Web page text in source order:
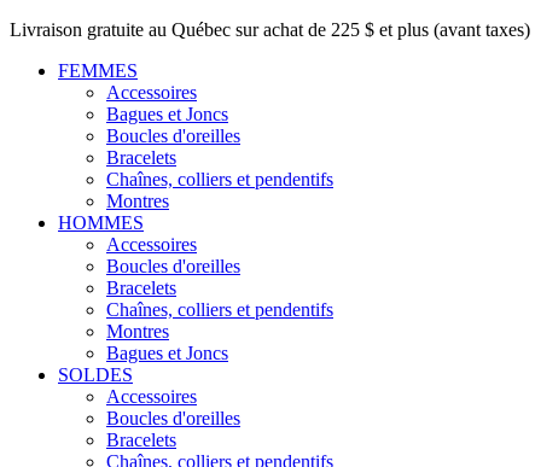
Livraison gratuite au Québec sur achat de 225 $ et plus (avant taxes)
FEMMES
Accessoires
Bagues et Joncs
Boucles d'oreilles
Bracelets
Chaînes, colliers et pendentifs
Montres
HOMMES
Accessoires
Boucles d'oreilles
Bracelets
Chaînes, colliers et pendentifs
Montres
Bagues et Joncs
SOLDES
Accessoires
Boucles d'oreilles
Bracelets
Chaînes, colliers et pendentifs